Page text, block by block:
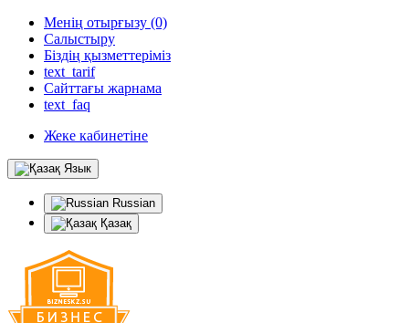
Менің отырғызу (0)
Салыстыру
Біздің қызметтеріміз
text_tarif
Сайттағы жарнама
text_faq
Жеке кабинетіне
Язык
Russian
Қазақ